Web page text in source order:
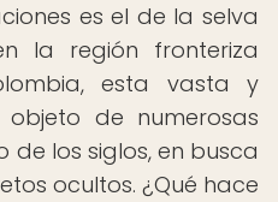
es el de la selva
la región fronteriza
esta vasta y
de numerosas
de los siglos, en busca
ocultos. ¿Qué hace